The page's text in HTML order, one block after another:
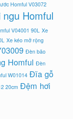
Homful V03072
ngu Homful
V04001 90L Xe
Xe kéo mở rộng
Đèn bão
Homful Đèn
W01014 Đĩa gỗ
20cm Đệm hơi